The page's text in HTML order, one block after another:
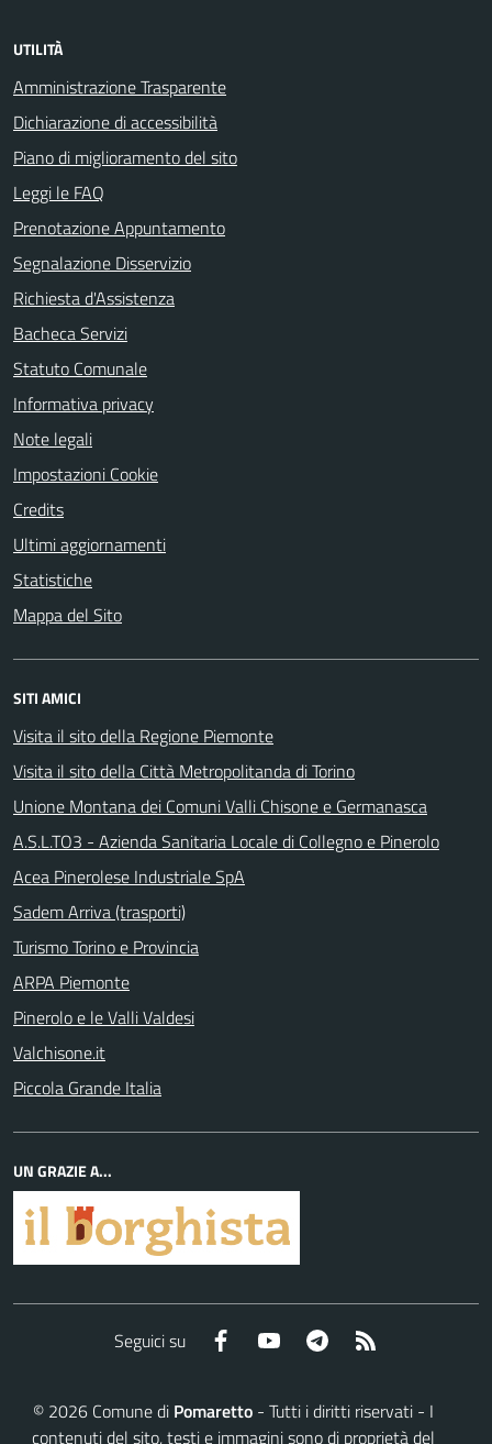
UTILITÀ
Amministrazione Trasparente
Dichiarazione di accessibilità
Piano di miglioramento del sito
Leggi le FAQ
Prenotazione Appuntamento
Segnalazione Disservizio
Richiesta d'Assistenza
Bacheca Servizi
Statuto Comunale
Informativa privacy
Note legali
Impostazioni Cookie
Credits
Ultimi aggiornamenti
Statistiche
Mappa del Sito
SITI AMICI
Visita il sito della Regione Piemonte
Visita il sito della Città Metropolitanda di Torino
Unione Montana dei Comuni Valli Chisone e Germanasca
A.S.L.TO3 - Azienda Sanitaria Locale di Collegno e Pinerolo
Acea Pinerolese Industriale SpA
Sadem Arriva (trasporti)
Turismo Torino e Provincia
ARPA Piemonte
Pinerolo e le Valli Valdesi
Valchisone.it
Piccola Grande Italia
UN GRAZIE A...
Seguici su Facebook YouTube Telegram
© 2026Comune di Pomaretto- Tutti i diritti riservati - I
contenuti del sito, testi e immagini sono di proprietà del